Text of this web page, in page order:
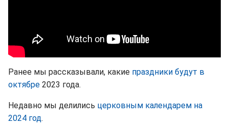
Ранее мы рассказывали, какие праздники будут в
октябре 2023 года.
Недавно мы делились церковным календарем на
2024 год.